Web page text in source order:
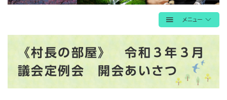
《村長の部屋》 令和３年３月
議会定例会 開会あいさつ